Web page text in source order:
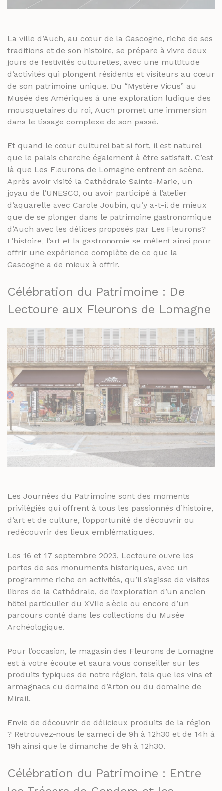
La ville d’Auch, au cœur de la Gascogne, riche de ses
traditions et de son histoire, se prépare à vivre deux
jours de festivités culturelles, avec une multitude
d’activités qui plongent résidents et visiteurs au cœur
de son patrimoine unique. Du “Mystère Vicus” au
Musée des Amériques à une exploration ludique des
mousquetaires du roi, Auch promet une immersion
dans le tissage complexe de son passé.
Et quand le cœur culturel bat si fort, il est naturel
que le palais cherche également à être satisfait. C’est
là que Les Fleurons de Lomagne entrent en scène.
Après avoir visité la Cathédrale Sainte-Marie, un
joyau de l’UNESCO, ou avoir participé à l’atelier
d’aquarelle avec Carole Joubin, qu’y a-t-il de mieux
que de se plonger dans le patrimoine gastronomique
d’Auch avec les délices proposés par Les Fleurons?
L’histoire, l’art et la gastronomie se mêlent ainsi pour
offrir une expérience complète de ce que la
Gascogne a de mieux à offrir.
Célébration du Patrimoine : De
Lectoure aux Fleurons de Lomagne
Les Journées du Patrimoine sont des moments
privilégiés qui offrent à tous les passionnés d’histoire,
d’art et de culture, l’opportunité de découvrir ou
redécouvrir des lieux emblématiques.
Les 16 et 17 septembre 2023, Lectoure ouvre les
portes de ses monuments historiques, avec un
programme riche en activités, qu’il s’agisse de visites
libres de la Cathédrale, de l’exploration d’un ancien
hôtel particulier du XVIIe siècle ou encore d’un
parcours conté dans les collections du Musée
Archéologique.
Pour l’occasion, le magasin des Fleurons de Lomagne
est à votre écoute et saura vous conseiller sur les
produits typiques de notre région, tels que les vins et
armagnacs du domaine d’Arton ou du domaine de
Mirail.
Envie de découvrir de délicieux produits de la région
? Retrouvez-nous le samedi de 9h à 12h30 et de 14h à
19h ainsi que le dimanche de 9h à 12h30.
Célébration du Patrimoine : Entre